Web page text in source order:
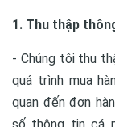
1. Thu thập
- Chúng tôi thu
quá trình mua
quan đến đơn